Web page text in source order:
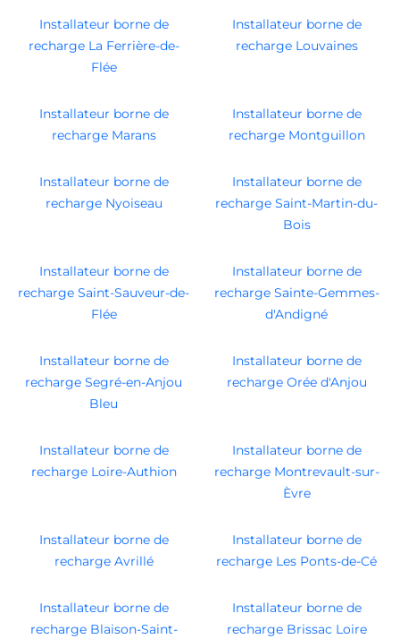
Installateur borne de
recharge La Ferrière-de-
Flée
Installateur borne de
recharge Louvaines
Installateur borne de
recharge Marans
Installateur borne de
recharge Montguillon
Installateur borne de
recharge Nyoiseau
Installateur borne de
recharge Saint-Martin-du-
Bois
Installateur borne de
recharge Saint-Sauveur-de-
Flée
Installateur borne de
recharge Sainte-Gemmes-
d'Andigné
Installateur borne de
recharge Segré-en-Anjou
Bleu
Installateur borne de
recharge Orée d'Anjou
Installateur borne de
recharge Loire-Authion
Installateur borne de
recharge Montrevault-sur-
Èvre
Installateur borne de
recharge Avrillé
Installateur borne de
recharge Les Ponts-de-Cé
Installateur borne de
recharge Blaison-Saint-
Installateur borne de
recharge Brissac Loire